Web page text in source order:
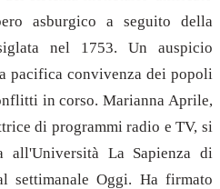
asburgico a seguito della
nel 1753. Un auspicio
pacifica convivenza dei popoli
in corso. Marianna Aprile,
di programmi radio e TV, si
all'Università La Sapienza di
settimanale Oggi. Ha firmato